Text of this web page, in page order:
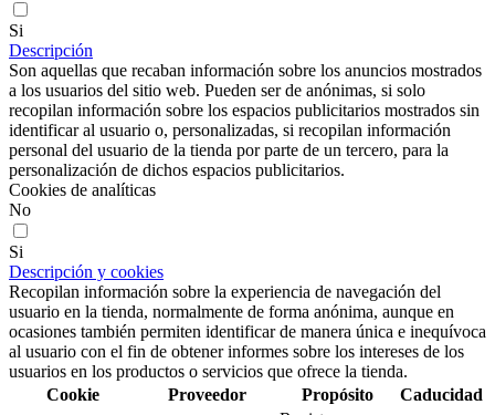
Si
Descripción
Son aquellas que recaban información sobre los anuncios mostrados
a los usuarios del sitio web. Pueden ser de anónimas, si solo
recopilan información sobre los espacios publicitarios mostrados sin
identificar al usuario o, personalizadas, si recopilan información
personal del usuario de la tienda por parte de un tercero, para la
personalización de dichos espacios publicitarios.
Cookies de analíticas
No
Si
Descripción y cookies
Recopilan información sobre la experiencia de navegación del
usuario en la tienda, normalmente de forma anónima, aunque en
ocasiones también permiten identificar de manera única e inequívoca
al usuario con el fin de obtener informes sobre los intereses de los
usuarios en los productos o servicios que ofrece la tienda.
Cookie
Proveedor Propósito
Caducidad